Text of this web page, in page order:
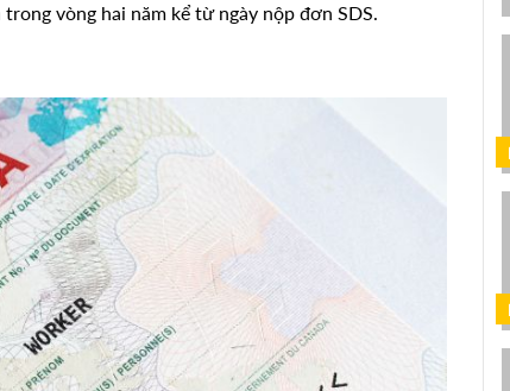
vòng hai năm kể từ ngày nộp đơn SDS.